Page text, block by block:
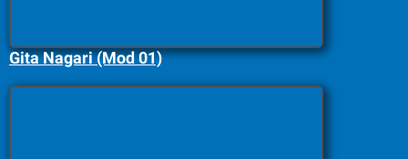
Gita Nagari (Mod 01)